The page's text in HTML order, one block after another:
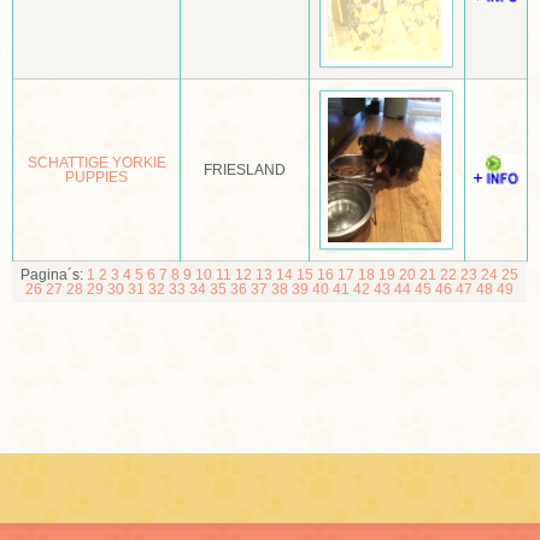
MUDI
NOORSE BUHUND
NORBOTTENSPETS (POHJANPYSTYKORVA)
SCHATTIGE YORKIE
PUPPIES
FRIESLAND
Pagina´s: 1 2 3 4 5 6 7 8 9 10 11 12 13 14 15 16 17 18 19 20 21 22 23 24 25
26 27 28 29 30 31 32 33 34 35 36 37 38 39 40 41 42 43 44 45 46 47 48 49